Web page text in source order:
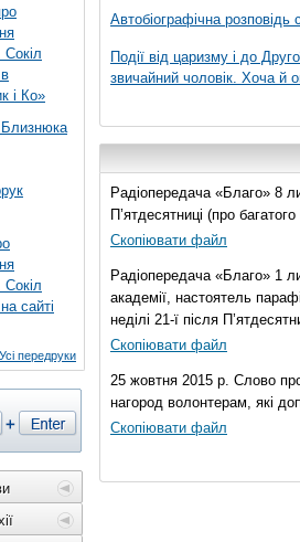
Сокіл
і Ко»
Близнюка
Сокіл
сайті
Усі передруки
Автобіографічна
Події від царизму і до
звичайний чоловік. Хоча й
Радіопередача «Благо» 8
П’ятдесятниці (про
Скопіювати файл
Радіопередача «Благо» 1
академії, настоятель
неділі 21-ї після
Скопіювати файл
25 жовтня 2015 р. Слово
нагород волонтерам, які
Скопіювати файл